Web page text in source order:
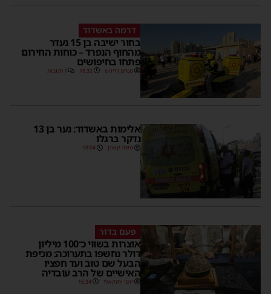
דרמה באשדוד
בחור ישיבה בן 15 נעדר
מהחוף הנפרד – כוחות החירום
פתחו בחיפושים
מנחם דויטש 18:32 1 תגובות
אלימות באשדוד: נער בן 13
נדקר ברגלו
משה קאהן 18:04
פעם בדור
אוצרות בשווי כ־100 מיליון
דולר נחשפו בתערוכה: מכיפת
הבעל שם טוב ועד חפציו
האישיים של הרב עובדיה
יוסי יחזקאלי 16:34